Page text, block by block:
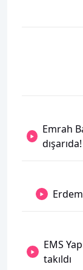
Emrah
dışarıda!
EMS
takıldı